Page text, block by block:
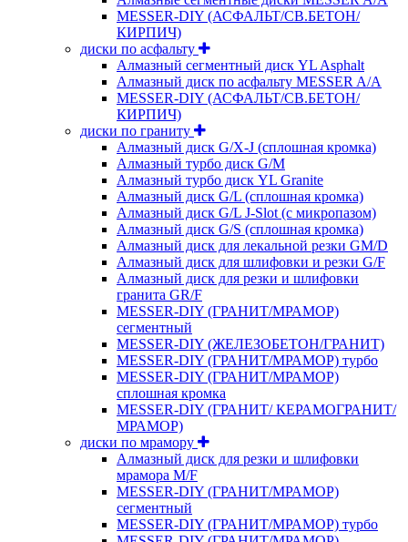
MESSER-DIY (АСФАЛЬТ/СВ.БЕТОН/
КИРПИЧ)
диски по асфальту
Алмазный сегментный диск YL Asphalt
Алмазный диск по асфальту MESSER A/A
MESSER-DIY (АСФАЛЬТ/СВ.БЕТОН/
КИРПИЧ)
диски по граниту
Алмазный диск G/X-J (сплошная кромка)
Алмазный турбо диск G/M
Алмазный турбо диск YL Granite
Алмазный диск G/L (сплошная кромка)
Алмазный диск G/L J-Slot (с микропазом)
Алмазный диск G/S (сплошная кромка)
Алмазный диск для лекальной резки GM/D
Алмазный диск для шлифовки и резки G/F
Алмазный диск для резки и шлифовки
гранита GR/F
MESSER-DIY (ГРАНИТ/МРАМОР)
сегментный
MESSER-DIY (ЖЕЛЕЗОБЕТОН/ГРАНИТ)
MESSER-DIY (ГРАНИТ/МРАМОР) турбо
MESSER-DIY (ГРАНИТ/МРАМОР)
сплошная кромка
MESSER-DIY (ГРАНИТ/ КЕРАМОГРАНИТ/
МРАМОР)
диски по мрамору
Алмазный диск для резки и шлифовки
мрамора M/F
MESSER-DIY (ГРАНИТ/МРАМОР)
сегментный
MESSER-DIY (ГРАНИТ/МРАМОР) турбо